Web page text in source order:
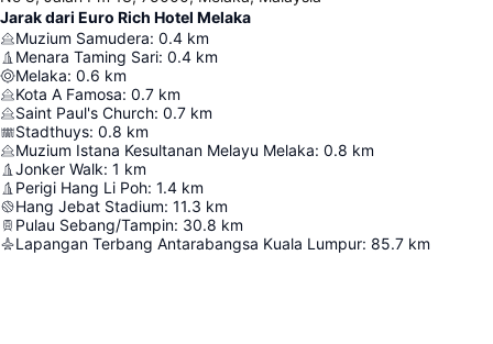
Jarak dari Euro Rich Hotel Melaka
Muzium Samudera: 0.4 km
Menara Taming Sari: 0.4 km
Melaka: 0.6 km
Kota A Famosa: 0.7 km
Saint Paul's Church: 0.7 km
Stadthuys: 0.8 km
Muzium Istana Kesultanan Melayu Melaka: 0.8 km
Jonker Walk: 1 km
Perigi Hang Li Poh: 1.4 km
Hang Jebat Stadium: 11.3 km
Pulau Sebang/Tampin: 30.8 km
Lapangan Terbang Antarabangsa Kuala Lumpur: 85.7 km